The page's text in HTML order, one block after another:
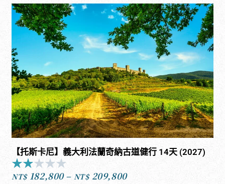
【托斯卡尼】義大利法蘭奇納古道健行 14天 (2027)
★★★★★
2
NT$ 182,800– NT$ 209,800